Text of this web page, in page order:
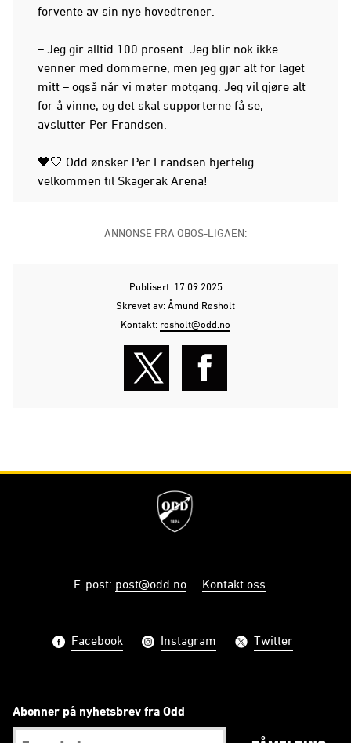
forvente av sin nye hovedtrener.
– Jeg gir alltid 100 prosent. Jeg blir nok ikke
venner med dommerne, men jeg gjør alt for laget
mitt – også når vi møter motgang. Jeg vil gjøre alt
for å vinne, og det skal supporterne få se,
avslutter Per Frandsen.
🖤🤍 Odd ønsker Per Frandsen hjertelig
velkommen til Skagerak Arena!
ANNONSE FRA OBOS-LIGAEN:
Publisert: 17.09.2025
Skrevet av: Åmund Røsholt
Kontakt: rosholt@odd.no
E-post: post@odd.no Kontakt oss
Facebook Instagram Twitter
Abonner på nyhetsbrev fra Odd